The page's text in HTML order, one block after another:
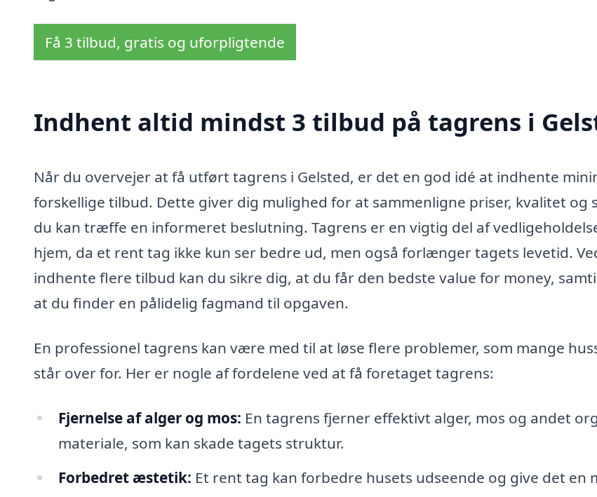
Få 3 tilbud, gratis og uforpligtende
Indhent altid mindst 3 tilbud på tagrens i
Når du overvejer at få utført tagrens i Gelsted, er det en god idé at indhente
forskellige tilbud. Dette giver dig mulighed for at sammenligne priser, kvalitet og
du kan træffe en informeret beslutning. Tagrens er en vigtig del af
hjem, da et rent tag ikke kun ser bedre ud, men også forlænger tagets levetid.
indhente flere tilbud kan du sikre dig, at du får den bedste value for money,
at du finder en pålidelig fagmand til opgaven.
En professionel tagrens kan være med til at løse flere problemer, som mange
står over for. Her er nogle af fordelene ved at få foretaget tagrens:
Fjernelse af alger og mos: En tagrens fjerner effektivt alger, mos og andet
materiale, som kan skade tagets struktur.
Forbedret æstetik: Et rent tag kan forbedre husets udseende og give det en